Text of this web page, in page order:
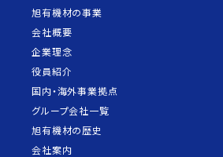
旭有機材の事業
会社概要
企業理念
役員紹介
国内・海外事業拠点
グループ会社一覧
旭有機材の歴史
会社案内